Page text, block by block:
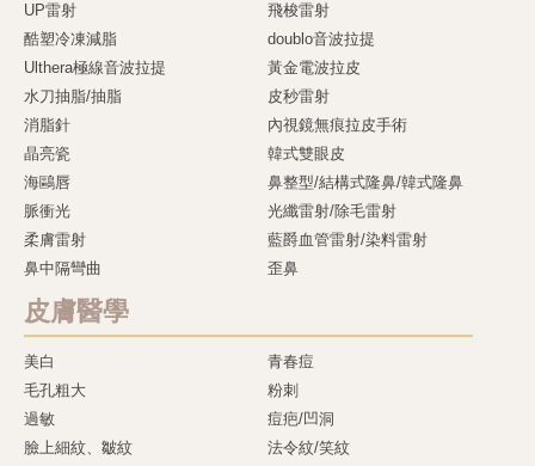
UP雷射
飛梭雷射
酷塑冷凍減脂
doublo音波拉提
Ulthera極線音波拉提
黃金電波拉皮
水刀抽脂/抽脂
皮秒雷射
消脂針
內視鏡無痕拉皮手術
晶亮瓷
韓式雙眼皮
海鷗唇
鼻整型/結構式隆鼻/韓式隆鼻
脈衝光
光纖雷射/除毛雷射
柔膚雷射
藍爵血管雷射/染料雷射
鼻中隔彎曲
歪鼻
皮膚醫學
美白
青春痘
毛孔粗大
粉刺
過敏
痘疤/凹洞
臉上細紋、皺紋
法令紋/笑紋